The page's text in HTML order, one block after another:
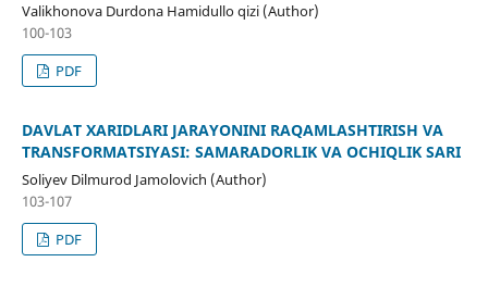
Valikhonova Durdona Hamidullo qizi (Author)
100-103
PDF
DAVLAT XARIDLARI JARAYONINI RAQAMLASHTIRISH VA
TRANSFORMATSIYASI: SAMARADORLIK VA OCHIQLIK SARI
Soliyev Dilmurod Jamolovich (Author)
103-107
PDF